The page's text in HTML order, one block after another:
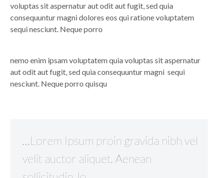
voluptas sit aspernatur aut odit aut fugit, sed quia
consequuntur magni dolores eos qui ratione voluptatem
sequi nesciunt. Neque porro
nemo enim ipsam voluptatem quia voluptas sit aspernatur
aut odit aut fugit, sed quia consequuntur magni sequi
nesciunt. Neque porro quisqu
…Lorem Ipsum proin gravida nibh vel
velit auctor aliquet. Aenean